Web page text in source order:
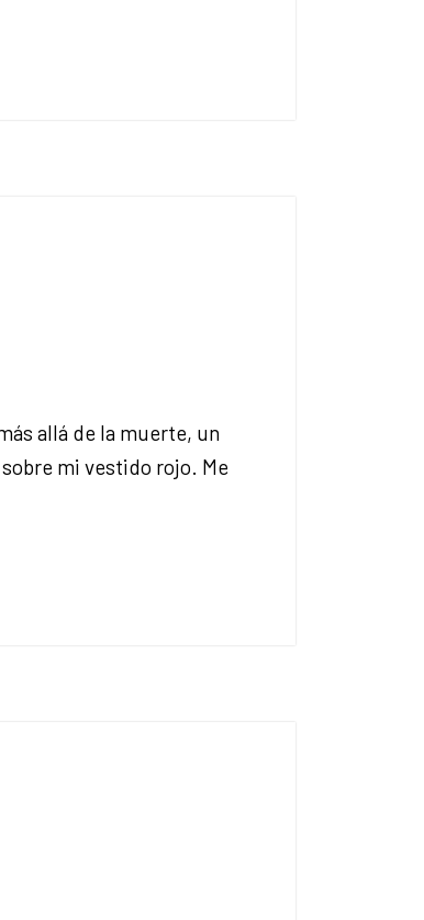
allá de la muerte, un
mi vestido rojo. Me